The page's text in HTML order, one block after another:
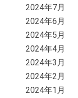
2024年7月
2024年6月
2024年5月
2024年4月
2024年3月
2024年2月
2024年1月